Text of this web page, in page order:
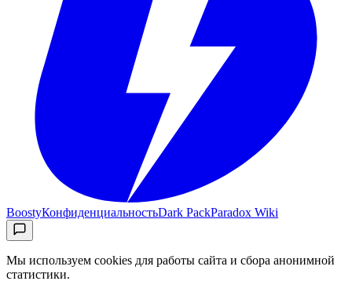
BoostyКонфиденциальностьDark PackParadox Wiki
Мы используем cookies для работы сайта и сбора анонимной
статистики.